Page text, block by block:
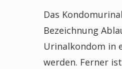
Das
Bezeichnung
Urinalkondom in
werden. Ferner